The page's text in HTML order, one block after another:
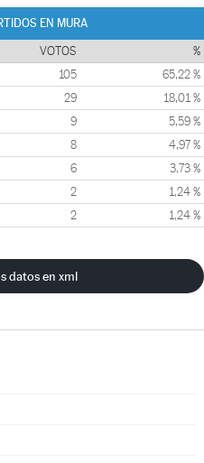
EN MURA
VOTOS %
105 65,22 %
29 18,01 %
9 5,59 %
8 4,97 %
6 3,73 %
2 1,24 %
2 1,24 %
datos en xml